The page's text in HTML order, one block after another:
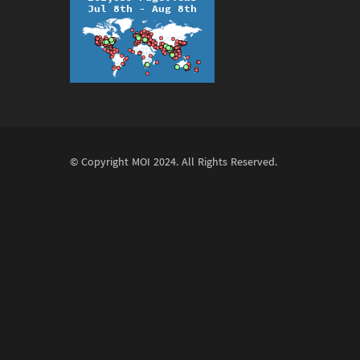
© Copyright MOI 2024. All Rights Reserved.